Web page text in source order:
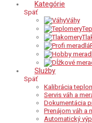
Kategórie
Späť
Váhy
Služby
Späť
Kalibrácia
Servis váh a
Dokumentácia
Prenájom váh a
Automatický